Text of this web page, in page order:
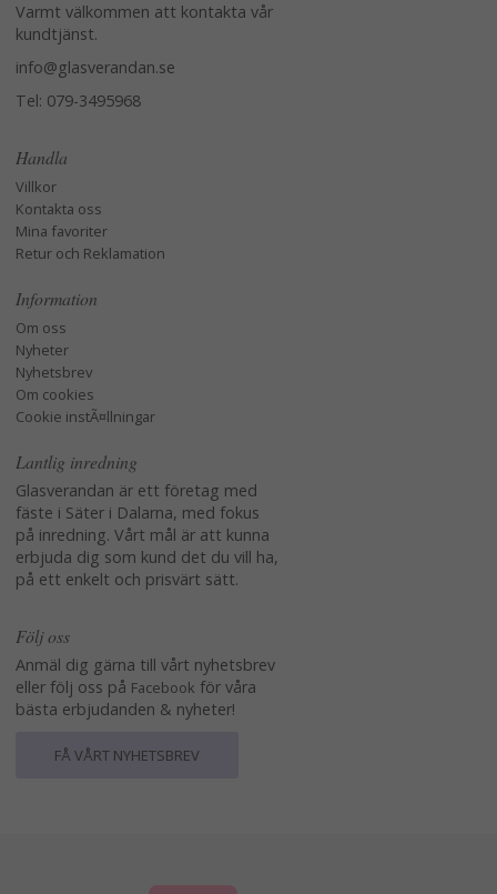
Varmt välkommen att kontakta vår
kundtjänst.
info@glasverandan.se
Tel: 079-3495968
Handla
Villkor
Kontakta oss
Mina favoriter
Retur och Reklamation
Information
Om oss
Nyheter
Nyhetsbrev
Om cookies
Cookie instÃ¤llningar
Lantlig inredning
Glasverandan är ett företag med
fäste i Säter i Dalarna, med fokus
på inredning. Vårt mål är att kunna
erbjuda dig som kund det du vill ha,
på ett enkelt och prisvärt sätt.
Följ oss
Anmäl dig gärna till vårt nyhetsbrev
eller följ oss på Facebook för våra
bästa erbjudanden & nyheter!
FÅ VÅRT NYHETSBREV